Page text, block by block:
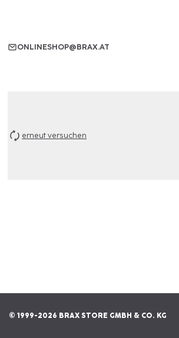
ONLINESHOP@BRAX.AT
erneut versuchen
© 1999-2026 BRAX STORE GMBH & CO. KG